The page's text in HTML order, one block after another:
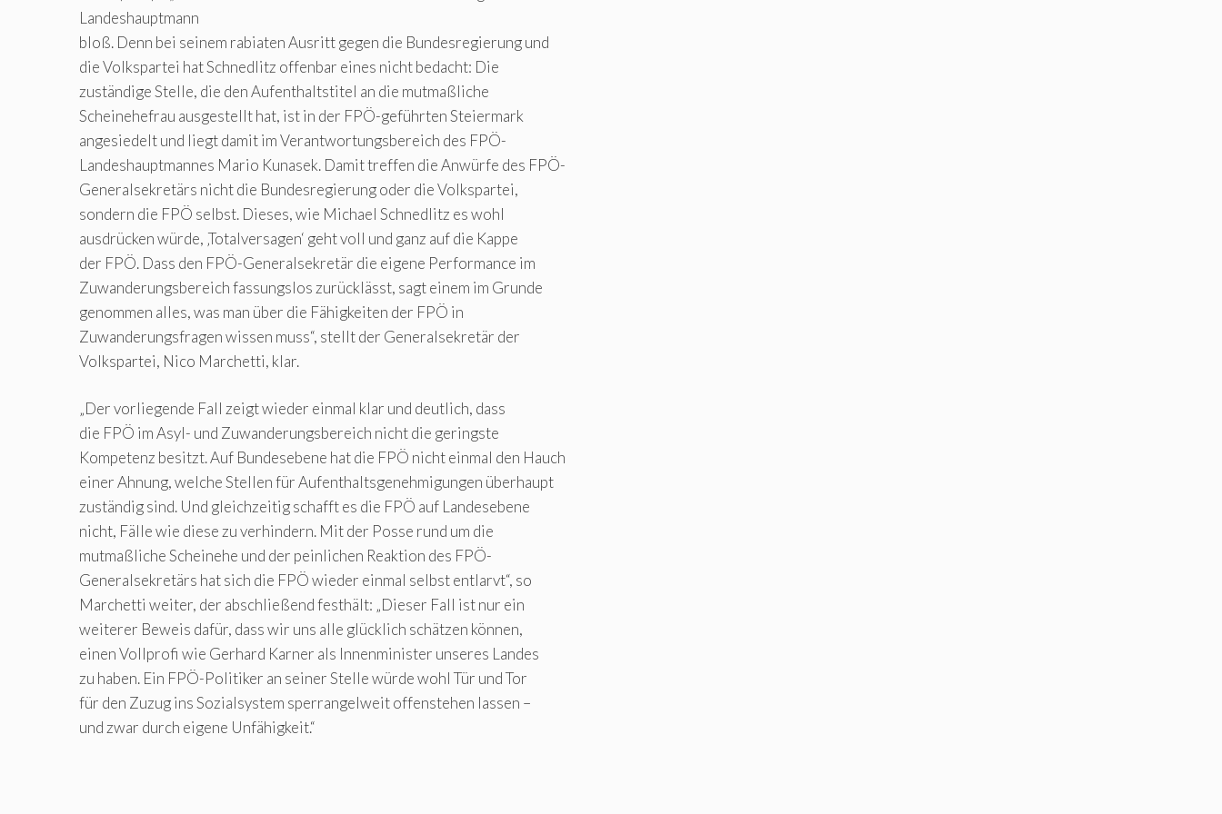
Landeshauptmann
bloß. Denn bei seinem rabiaten Ausritt gegen die Bundesregierung und
die Volkspartei hat Schnedlitz offenbar eines nicht bedacht: Die
zuständige Stelle, die den Aufenthaltstitel an die mutmaßliche
Scheinehefrau ausgestellt hat, ist in der FPÖ-geführten Steiermark
angesiedelt und liegt damit im Verantwortungsbereich des FPÖ-
Landeshauptmannes Mario Kunasek. Damit treffen die Anwürfe des FPÖ-
Generalsekretärs nicht die Bundesregierung oder die Volkspartei,
sondern die FPÖ selbst. Dieses, wie Michael Schnedlitz es wohl
ausdrücken würde, ‚Totalversagen‘ geht voll und ganz auf die Kappe
der FPÖ. Dass den FPÖ-Generalsekretär die eigene Performance im
Zuwanderungsbereich fassungslos zurücklässt, sagt einem im Grunde
genommen alles, was man über die Fähigkeiten der FPÖ in
Zuwanderungsfragen wissen muss“, stellt der Generalsekretär der
Volkspartei, Nico Marchetti, klar.
„Der vorliegende Fall zeigt wieder einmal klar und deutlich, dass
die FPÖ im Asyl- und Zuwanderungsbereich nicht die geringste
Kompetenz besitzt. Auf Bundesebene hat die FPÖ nicht einmal den Hauch
einer Ahnung, welche Stellen für Aufenthaltsgenehmigungen überhaupt
zuständig sind. Und gleichzeitig schafft es die FPÖ auf Landesebene
nicht, Fälle wie diese zu verhindern. Mit der Posse rund um die
mutmaßliche Scheinehe und der peinlichen Reaktion des FPÖ-
Generalsekretärs hat sich die FPÖ wieder einmal selbst entlarvt“, so
Marchetti weiter, der abschließend festhält: „Dieser Fall ist nur ein
weiterer Beweis dafür, dass wir uns alle glücklich schätzen können,
einen Vollprofi wie Gerhard Karner als Innenminister unseres Landes
zu haben. Ein FPÖ-Politiker an seiner Stelle würde wohl Tür und Tor
für den Zuzug ins Sozialsystem sperrangelweit offenstehen lassen –
und zwar durch eigene Unfähigkeit.“